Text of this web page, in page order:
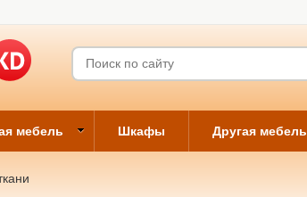
мебель Шкафы Другая мебель